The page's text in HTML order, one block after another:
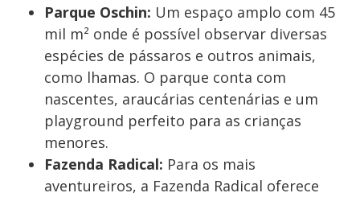
Parque Oschin: Um espaço amplo com 45
mil m² onde é possível observar diversas
espécies de pássaros e outros animais,
como lhamas. O parque conta com
nascentes, araucárias centenárias e um
playground perfeito para as crianças
menores.
Fazenda Radical: Para os mais
aventureiros, a Fazenda Radical oferece